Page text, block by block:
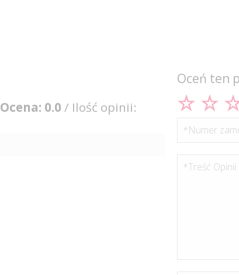
Ocena: 0.0 / Ilość opinii:
Oceń ten
*Numer
*Treść Opinii: